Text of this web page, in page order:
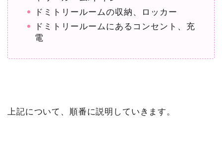
ドミトリールームの収納、ロッカー
ドミトリールームにあるコンセント、充
電
上記について、順番に説明していきます。